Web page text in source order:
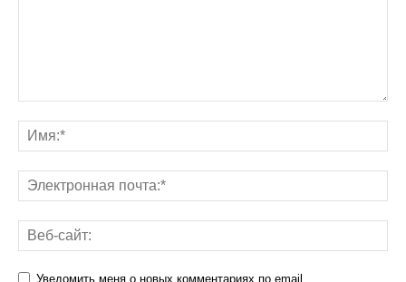
Уведомить меня о новых комментариях по email.